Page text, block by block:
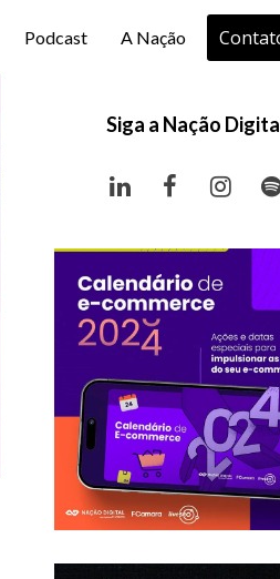
Podcast A Nação
Siga a Nação
LinkedInFacebook